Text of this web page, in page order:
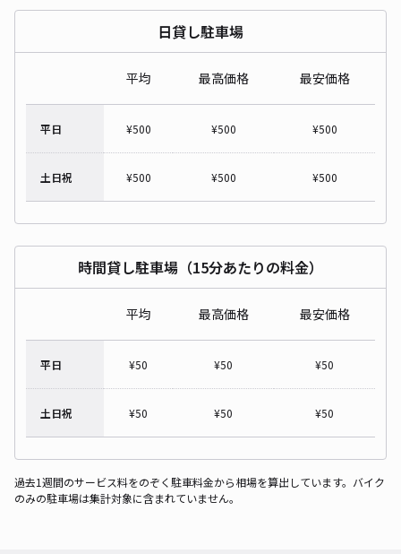
日貸し駐車場
平均 最高価格 最安価格
平日 ¥500 ¥500 ¥500
土日祝 ¥500 ¥500 ¥500
時間貸し駐車場（15分あたりの料金）
平均 最高価格 最安価格
平日 ¥50 ¥50 ¥50
土日祝 ¥50 ¥50 ¥50
過去1週間のサービス料をのぞく駐車料金から相場を算出しています。バイク
のみの駐車場は集計対象に含まれていません。